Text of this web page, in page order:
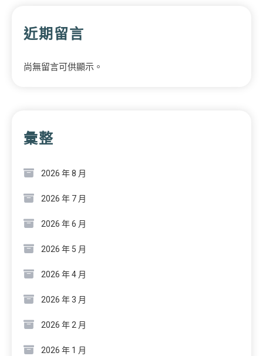
近期留言
尚無留言可供顯示。
彙整
2026 年 8 月
2026 年 7 月
2026 年 6 月
2026 年 5 月
2026 年 4 月
2026 年 3 月
2026 年 2 月
2026 年 1 月